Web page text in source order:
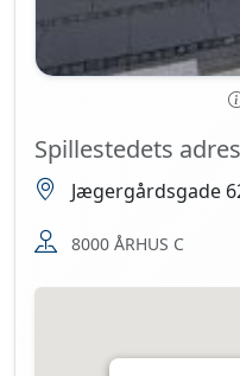
Spillestedets
Jægergårdsgade
8000 ÅRHUS C